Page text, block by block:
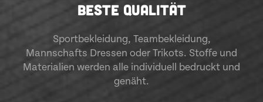
BESTE QUALITÄT
Sportbekleidung, Teambekleidung,
Mannschafts Dressen oder Trikots. Stoffe und
Materialien werden alle individuell bedruckt und
genäht.